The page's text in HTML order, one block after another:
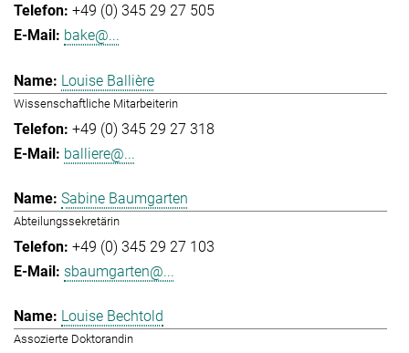
+49 (0) 345 29 27 505
bake@...
Louise Ballière
Wissenschaftliche Mitarbeiterin
+49 (0) 345 29 27 318
balliere@...
Sabine Baumgarten
Abteilungssekretärin
+49 (0) 345 29 27 103
sbaumgarten@...
Louise Bechtold
Assozierte Doktorandin